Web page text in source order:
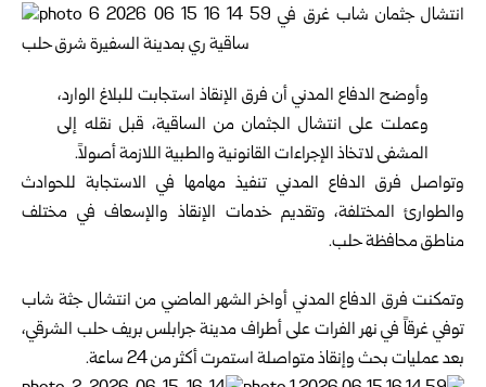
وأوضح الدفاع المدني أن فرق الإنقاذ استجابت للبلاغ الوارد،
وعملت على انتشال الجثمان من الساقية، قبل نقله إلى
المشفى لاتخاذ الإجراءات القانونية والطبية اللازمة أصولاً.
وتواصل فرق الدفاع المدني تنفيذ مهامها في الاستجابة للحوادث
والطوارئ المختلفة، وتقديم خدمات الإنقاذ والإسعاف في مختلف
مناطق محافظة حلب.
وتمكنت فرق الدفاع المدني أواخر الشهر الماضي من انتشال جثة شاب
توفي غرقاً في نهر الفرات على أطراف مدينة جرابلس بريف حلب الشرقي،
بعد عمليات بحث وإنقاذ متواصلة استمرت أكثر من 24 ساعة.